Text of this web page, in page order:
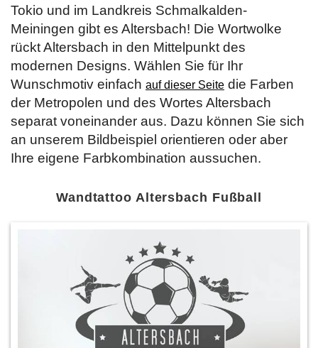
Tokio und im Landkreis Schmalkalden-
Meiningen gibt es Altersbach! Die Wortwolke
rückt Altersbach in den Mittelpunkt des
modernen Designs. Wählen Sie für Ihr
Wunschmotiv einfach auf dieser Seite die Farben
der Metropolen und des Wortes Altersbach
separat voneinander aus. Dazu können Sie sich
an unserem Bildbeispiel orientieren oder aber
Ihre eigene Farbkombination aussuchen.
Wandtattoo Altersbach Fußball